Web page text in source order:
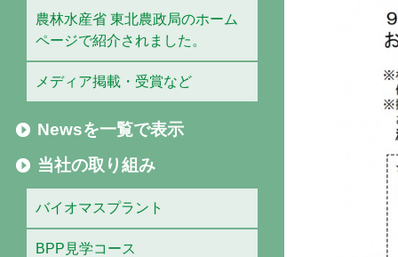
農林水産省 東北農政局のホーム
ページで紹介されました。
メディア掲載・受賞など
Newsを一覧で表示
当社の取り組み
バイオマスプラント
BPP見学コース